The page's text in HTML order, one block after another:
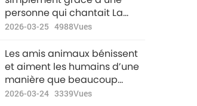
29:54
2024-04-302612
personne qui chantait La
Prière Quotidienne la Plus
2026-03-25 4988Vues
Les amis animaux bénissent
et aiment les humains d’une
manière que beaucoup
voient ou reconnaissent
2026-03-24 3339Vues